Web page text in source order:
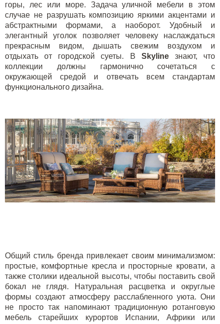
горы, лес или море. Задача уличной мебели в этом
случае не разрушать композицию яркими акцентами и
абстрактными формами, а наоборот. Удобный и
элегантный уголок позволяет человеку наслаждаться
прекрасным видом, дышать свежим воздухом и
отдыхать от городской суеты. В Skylineзнают, что
коллекции должны гармонично сочетаться с
окружающей средой и отвечать всем стандартам
функционального дизайна.
Общий стиль бренда привлекает своим минимализмом:
простые, комфортные кресла и просторные кровати, а
также столики идеальной высоты, чтобы поставить свой
бокал не глядя. Натуральная расцветка и округлые
формы создают атмосферу расслабленного уюта. Они
не просто так напоминают традиционную ротанговую
мебель старейших курортов Испании, Африки или